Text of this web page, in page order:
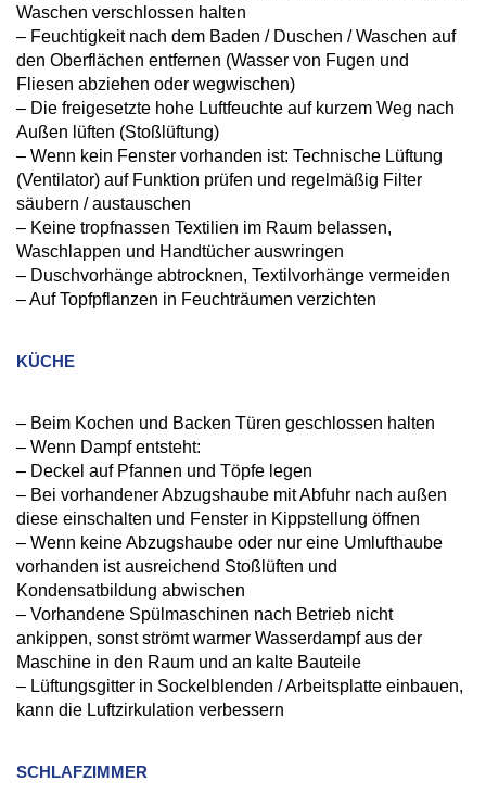
Waschen verschlossen halten
– Feuchtigkeit nach dem Baden / Duschen / Waschen auf
den Oberflächen entfernen (Wasser von Fugen und
Fliesen abziehen oder wegwischen)
– Die freigesetzte hohe Luftfeuchte auf kurzem Weg nach
Außen lüften (Stoßlüftung)
– Wenn kein Fenster vorhanden ist: Technische Lüftung
(Ventilator) auf Funktion prüfen und regelmäßig Filter
säubern / austauschen
– Keine tropfnassen Textilien im Raum belassen,
Waschlappen und Handtücher auswringen
– Duschvorhänge abtrocknen, Textilvorhänge vermeiden
– Auf Topfpflanzen in Feuchträumen verzichten
KÜCHE
– Beim Kochen und Backen Türen geschlossen halten
– Wenn Dampf entsteht:
– Deckel auf Pfannen und Töpfe legen
– Bei vorhandener Abzugshaube mit Abfuhr nach außen
diese einschalten und Fenster in Kippstellung öffnen
– Wenn keine Abzugshaube oder nur eine Umlufthaube
vorhanden ist ausreichend Stoßlüften und
Kondensatbildung abwischen
– Vorhandene Spülmaschinen nach Betrieb nicht
ankippen, sonst strömt warmer Wasserdampf aus der
Maschine in den Raum und an kalte Bauteile
– Lüftungsgitter in Sockelblenden / Arbeitsplatte einbauen,
kann die Luftzirkulation verbessern
SCHLAFZIMMER